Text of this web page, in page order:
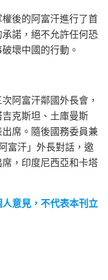
後的阿富汗進行了首
諾，絕不允許任何恐
壞中國的行動。
阿富汗鄰國外長會，
克斯坦、土庫曼斯
席。隨後國務委員兼
富汗」外長對話，邀
，印度尼西亞和卡塔
意見，不代表本刊立